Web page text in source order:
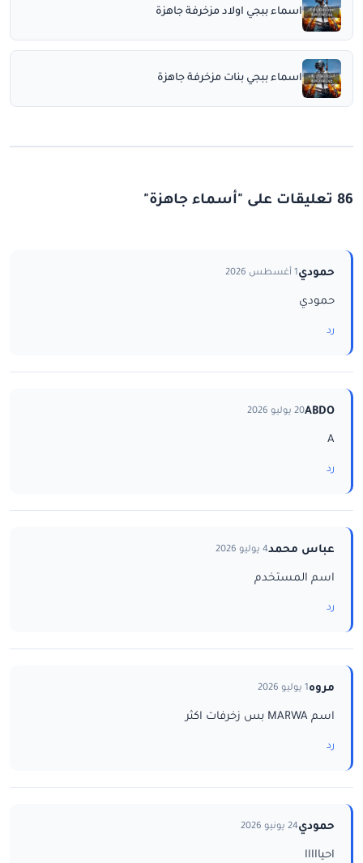
اسماء ببجي اولاد مزخرفة جاهزة
اسماء ببجي بنات مزخرفة جاهزة
86 تعليقات على "أسماء جاهزة"
حمودي1 أغسطس 2026
حمودي
رد
ABDO20 يوليو 2026
A
رد
عباس محمد4 يوليو 2026
اسم المستخدم
رد
مروه1 يوليو 2026
اسم MARWA بس زخرفات اكثر
رد
حمودي24 يونيو 2026
احيااااا